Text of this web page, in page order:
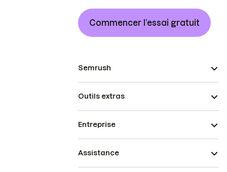
Commencer l’essai gratuit
Semrush
Outils extras
Entreprise
Assistance